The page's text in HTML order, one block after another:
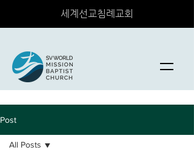
세계선교침례교회
Post
All Posts